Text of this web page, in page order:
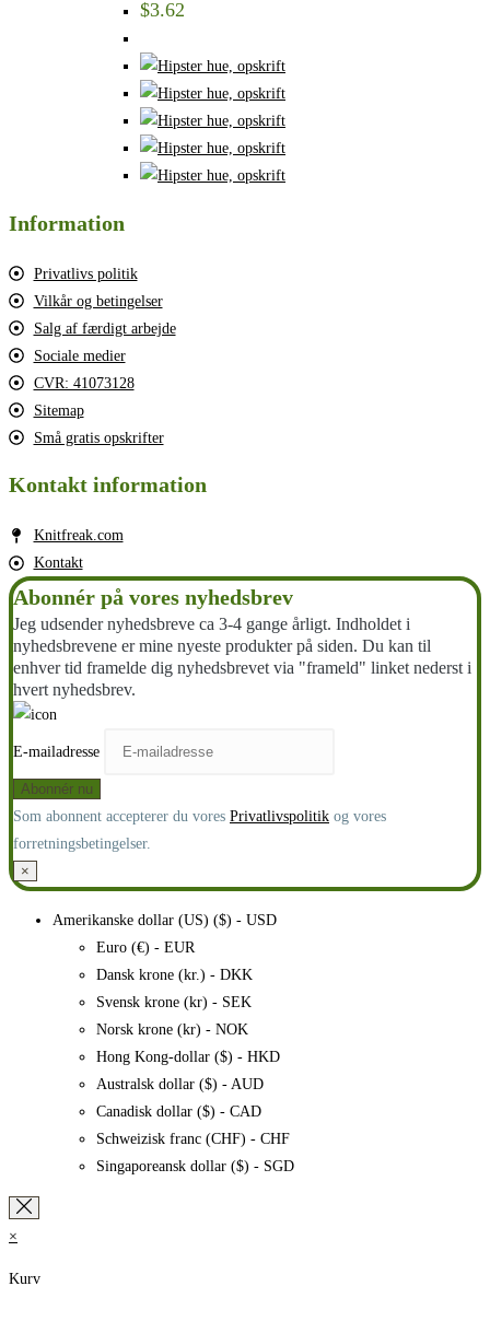
$3.62
Information
Privatlivs politik
Vilkår og betingelser
Salg af færdigt arbejde
Sociale medier
CVR: 41073128
Sitemap
Små gratis opskrifter
Kontakt information
Knitfreak.com
Kontakt
Abonnér på vores nyhedsbrev
Jeg udsender nyhedsbreve ca 3-4 gange årligt. Indholdet i
nyhedsbrevene er mine nyeste produkter på siden. Du kan til
enhver tid framelde dig nyhedsbrevet via "frameld" linket nederst i
hvert nyhedsbrev.
E-mailadresse
Som abonnent accepterer du vores Privatlivspolitik og vores
forretningsbetingelser.
×
Amerikanske dollar (US) ($) - USD
Euro (€) - EUR
Dansk krone (kr.) - DKK
Svensk krone (kr) - SEK
Norsk krone (kr) - NOK
Hong Kong-dollar ($) - HKD
Australsk dollar ($) - AUD
Canadisk dollar ($) - CAD
Schweizisk franc (CHF) - CHF
Singaporeansk dollar ($) - SGD
×
Kurv